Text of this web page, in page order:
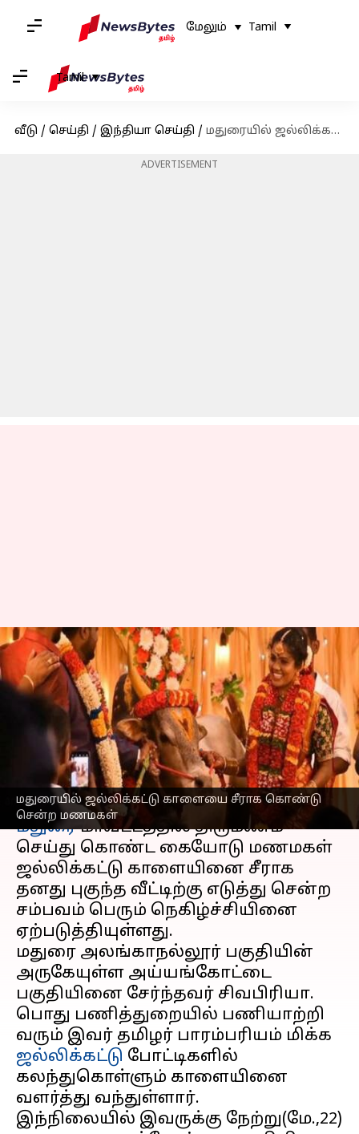
மேலும் Tamil
Tamil
வீடு / செய்தி / இந்தியா செய்தி / மதுரையில் ஜல்லிக்கட்டு காளையை சீராக கொண்டு சென்ற மணமகள்
ADVERTISEMENT
மதுரையில் ஜல்லிக்கட்டு காளையை சீராக கொண்டு
சென்ற மணமகள்
மதுரையில் ஜல்லிக்கட்டு
காளையை சீராக
கொண்டு சென்ற
மணமகள்
எழுதியவர் Nivetha P May 23, 2023 04:27 pm
செய்தி முன்னோட்டம்
மதுரைமாவட்டத்தில் திருமணம்
செய்து கொண்ட கையோடு மணமகள்
ஜல்லிக்கட்டு காளையினை சீராக
தனது புகுந்த வீட்டிற்கு எடுத்து சென்ற
சம்பவம் பெரும் நெகிழ்ச்சியினை
ஏற்படுத்தியுள்ளது.
மதுரை அலங்காநல்லூர் பகுதியின்
அருகேயுள்ள அய்யங்கோட்டை
பகுதியினை சேர்ந்தவர் சிவபிரியா.
பொது பணித்துறையில் பணியாற்றி
வரும் இவர் தமிழர் பாரம்பரியம் மிக்க
ஜல்லிக்கட்டு போட்டிகளில்
கலந்துகொள்ளும் காளையினை
வளர்த்து வந்துள்ளார்.
இந்நிலையில் இவருக்கு நேற்று(மே.,22)